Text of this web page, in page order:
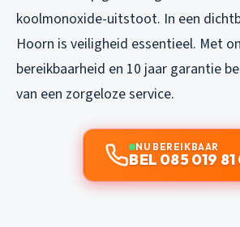
koolmonoxide-uitstoot. In een
Hoorn is veiligheid essentieel. Met
bereikbaarheid en 10 jaar garantie
van een zorgeloze service.
NU BEREIKBAAR
BEL 085 019 81